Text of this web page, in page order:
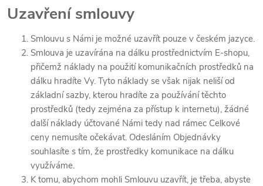
Uzavření smlouvy
Smlouvu s Námi je možné uzavřít pouze v českém jazyce.
Smlouva je uzavírána na dálku prostřednictvím E-shopu,
přičemž náklady na použití komunikačních prostředků na
dálku hradíte Vy. Tyto náklady se však nijak neliší od
základní sazby, kterou hradíte za používání těchto
prostředků (tedy zejména za přístup k internetu), žádné
další náklady účtované Námi tedy nad rámec Celkové
ceny nemusíte očekávat. Odesláním Objednávky
souhlasíte s tím, že prostředky komunikace na dálku
využíváme.
K tomu, abychom mohli Smlouvu uzavřít, je třeba, abyste